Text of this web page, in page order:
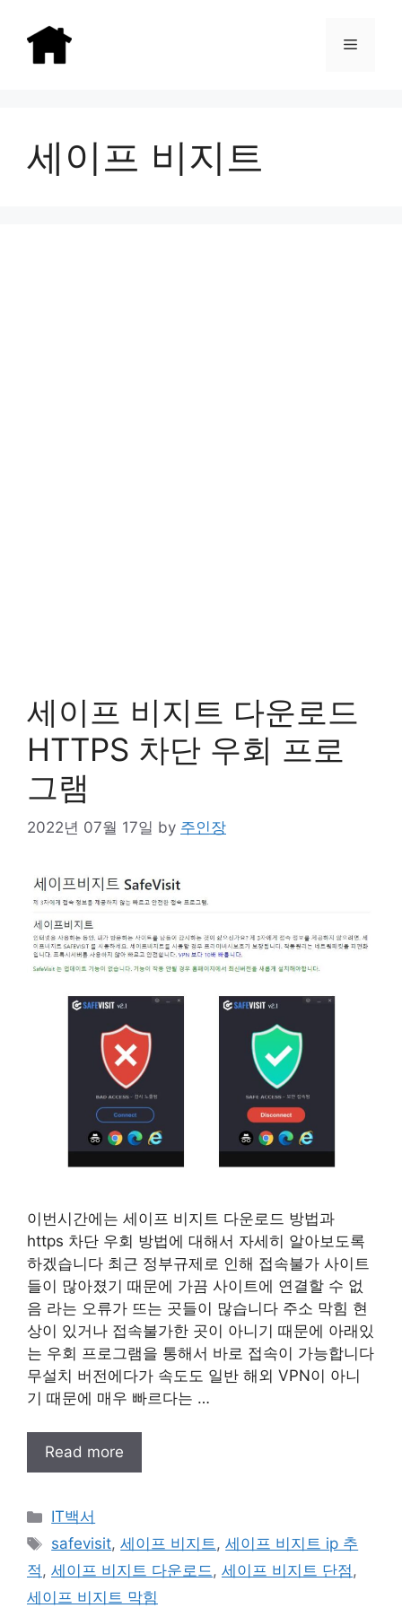
content
Menu
세이프 비지트
세이프 비지트 다운로드
HTTPS 차단 우회 프로
그램
2022년 07월 17일 by 주인장
이번시간에는 세이프 비지트 다운로드 방법과
https 차단 우회 방법에 대해서 자세히 알아보도록
하겠습니다 최근 정부규제로 인해 접속불가 사이트
들이 많아졌기 때문에 가끔 사이트에 연결할 수 없
음 라는 오류가 뜨는 곳들이 많습니다 주소 막힘 현
상이 있거나 접속불가한 곳이 아니기 때문에 아래있
는 우회 프로그램을 통해서 바로 접속이 가능합니다
무설치 버전에다가 속도도 일반 해외 VPN이 아니
기 때문에 매우 빠르다는 …
Read more
Categories
IT백서
Tags
safevisit,세이프 비지트,세이프 비지트 ip 추
적, 세이프 비지트 다운로드, 세이프 비지트 단점,
세이프 비지트 막힘